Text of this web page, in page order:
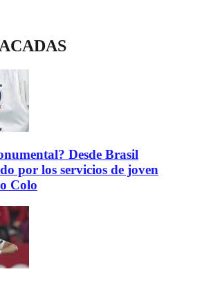
Desde Brasil
por los servicios de joven
Colo